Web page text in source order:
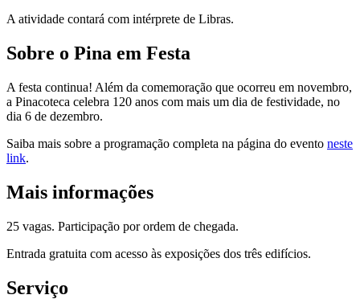
A atividade contará com intérprete de Libras.
Sobre o Pina em Festa
A festa continua! Além da comemoração que ocorreu em novembro,
a Pinacoteca celebra 120 anos com mais um dia de festividade, no
dia 6 de dezembro.
Saiba mais sobre a programação completa na página do evento neste
link.
Mais informações
25 vagas. Participação por ordem de chegada.
Entrada gratuita com acesso às exposições dos três edifícios.
Serviço